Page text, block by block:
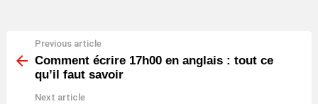
more
Previous article
Comment écrire 17h00 en anglais : tout ce
qu’il faut savoir
Next article